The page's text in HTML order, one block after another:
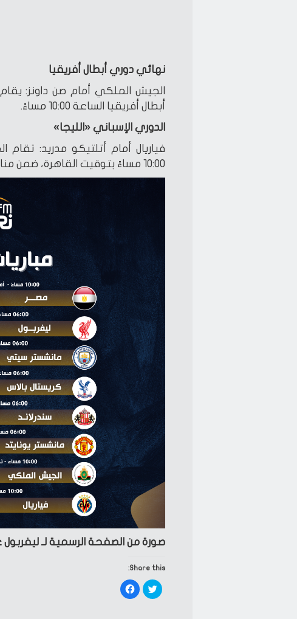
نهائي دوري أبطال أفريقيا
الجيش الملكي أمام صن داونز:
أبطال أفريقيا الساعة 10:00 مساءً.
الدوري الإسباني «الليجا»
فياريال أمام أتلتيكو مدريد:
10:00 مساءً بتوقيت القاهرة، ضمن منافسات الأسبوع الـ38 من «الليجا».
صورة من الصفحة الرسمية لـ
Share this:
Click
to
share
Click
to